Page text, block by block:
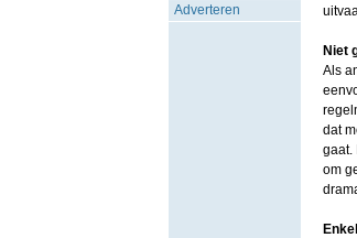
Adverteren
Niet
Als
dat
gaat.
om